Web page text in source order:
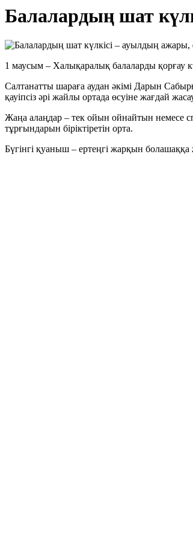
Балалардың шат
1 маусым – Халықаралық балаларды қорғау
Салтанатты шараға аудан әкімі Дарын
қауіпсіз әрі жайлы ортада өсуіне жағдай
Жаңа алаңдар – тек ойын ойнайтын немесе
тұрғындарын біріктіретін орта.
Бүгінгі қуаныш – ертеңгі жарқын